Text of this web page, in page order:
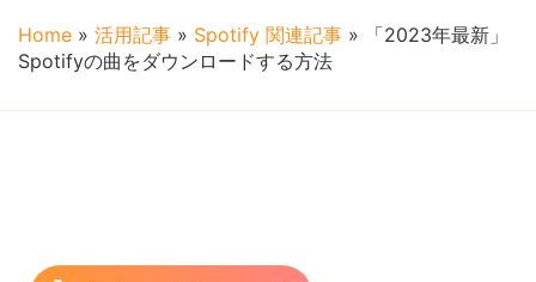
Home » 活用記事 » Spotify 関連記事 »
「2023年最新」
Spotifyの曲をダウンロードする方法